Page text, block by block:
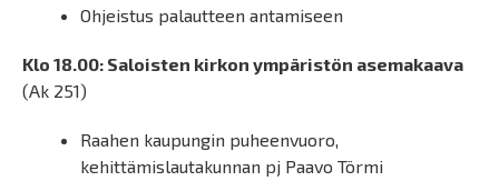
Ohjeistus palautteen antamiseen
Klo 18.00: Saloisten kirkon ympäristön asemakaava
(Ak 251)
Raahen kaupungin puheenvuoro,
kehittämislautakunnan pj Paavo Törmi